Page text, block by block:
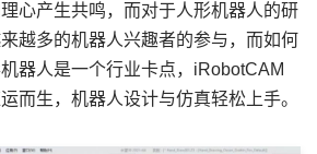
心产生共鸣，而对于人形机器人的研
越多的机器人兴趣者的参与，而如何
器人是一个行业卡点，iRobotCAM
而生，机器人设计与仿真轻松上手。